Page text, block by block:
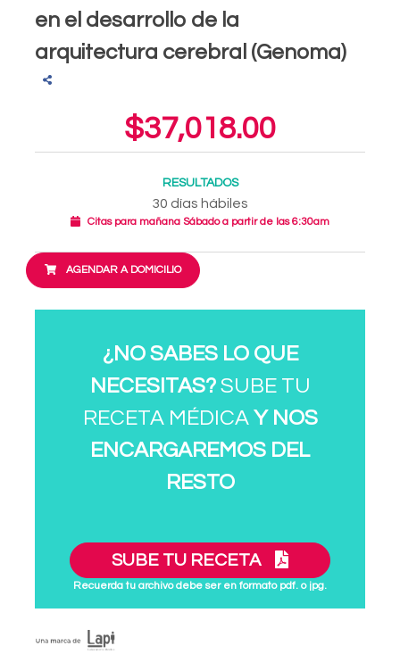
en el desarrollo de la
arquitectura cerebral (Genoma)
$37,018.00
RESULTADOS
30 días hábiles
Citas para mañana Sábado a partir de las 6:30am
AGENDAR A DOMICILIO
¿NO SABES LO QUE
NECESITAS?SUBE TU
RECETA MÉDICA Y NOS
ENCARGAREMOS DEL
RESTO
SUBE TU RECETA
Recuerda tu archivo debe ser en formato pdf. o jpg.